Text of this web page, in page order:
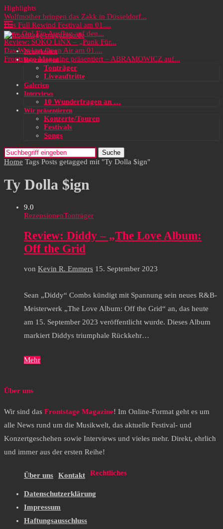
Highlights
Wolfmother bringen das Zakk in Düsseldorf...
Das Full Rewind Festival am 01....
Party On! Ein Ausflug auf den...
Review: SOKO LiNX – „Punk Für...
Das Wacken Open Air am 01....
Frontstage Magazine präsentiert – ABRAMOWICZ auf...
Neuigkeiten
Rezensionen
Tonträger
Liveauftritte
Galerien
Interviews
10 Wunderfragen an …
Wir präsentieren
Konzerte/Touren
Festivals
Songs
Suche
Home Tags Posts getagged mit "Ty Dolla $ign"
Ty Dolla $ign
9.0
RezensionenTonträger
Review: Diddy – „The Love Album:
Off the Grid
von Kevin R. Emmers 15. September 2023
Sean „Diddy“ Combs kündigt mit Spannung sein neues R&B-
Meisterwerk „The Love Album: Off the Grid“ an, das heute
am 15. September 2023 veröffentlicht wurde. Dieses Album
markiert Diddys triumphale Rückkehr…
Mehr
Über uns
Wir sind das Frontstage Magazine! Im Online-Format geht es um
alle News rund um die Musikwelt, das aktuelle Festival- und
Konzertgeschehen sowie Interviews und vieles mehr. Direkt, ehrlich
und immer aus der ersten Reihe!
Über uns Kontakt Rechtliches
Datenschutzerklärung
Impressum
Haftungsausschluss